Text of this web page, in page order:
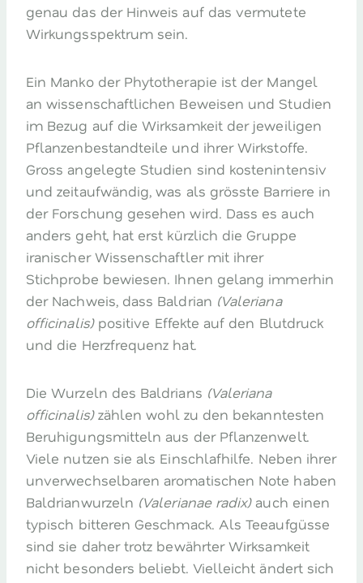
genau das der Hinweis auf das vermutete
Wirkungsspektrum sein.
Ein Manko der Phytotherapie ist der Mangel
an wissenschaftlichen Beweisen und Studien
im Bezug auf die Wirksamkeit der jeweiligen
Pflanzenbestandteile und ihrer Wirkstoffe.
Gross angelegte Studien sind kostenintensiv
und zeitaufwändig, was als grösste Barriere in
der Forschung gesehen wird. Dass es auch
anders geht, hat erst kürzlich die Gruppe
iranischer Wissenschaftler mit ihrer
Stichprobe bewiesen. Ihnen gelang immerhin
der Nachweis, dass Baldrian (Valeriana
officinalis)positive Effekte auf den Blutdruck
und die Herzfrequenz hat.
Die Wurzeln des Baldrians (Valeriana
officinalis)zählen wohl zu den bekanntesten
Beruhigungsmitteln aus der Pflanzenwelt.
Viele nutzen sie als Einschlafhilfe. Neben ihrer
unverwechselbaren aromatischen Note haben
Baldrianwurzeln (Valerianae radix)auch einen
typisch bitteren Geschmack. Als Teeaufgüsse
sind sie daher trotz bewährter Wirksamkeit
nicht besonders beliebt. Vielleicht ändert sich